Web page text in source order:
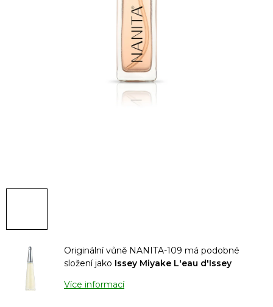
Originální vůně NANITA-109 má podobné
složení jako Issey Miyake L'eau d'Issey
Více informací